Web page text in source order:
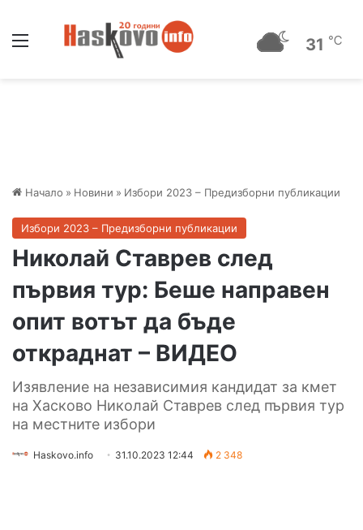
31 ℃
Начало » Новини » Избори 2023 – Предизборни публикации
Избори 2023 – Предизборни публикации
Николай Ставрев след
първия тур: Беше направен
опит вотът да бъде
откраднат – ВИДЕО
Изявление на независимия кандидат за кмет
на Хасково Николай Ставрев след първия тур
на местните избори
Haskovo.info 31.10.2023 12:44 2 348